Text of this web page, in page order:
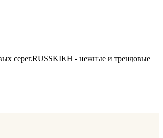
серег.RUSSKIKH - нежные и трендовые